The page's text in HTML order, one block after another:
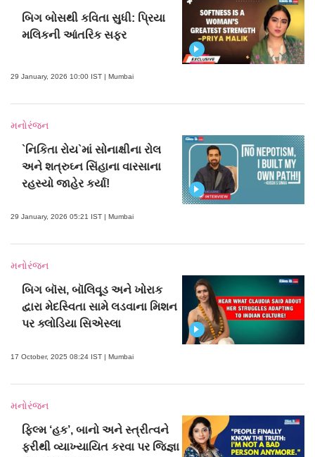
બિગ બોસથી કવિતા સુધી: પ્રિયા
મલિકની આંતરિક સફર
29 January, 2026 10:00 IST | Mumbai
મનોરંજન
`નિકિતા રોય`માં સોનાક્ષીના રોલ
અને શત્રુઘ્ન સિંહાના વારસાના
રહસ્યો જાહેર કર્યા!
29 January, 2026 05:21 IST | Mumbai
મનોરંજન
બિગ બૉસ, બૉલિવૂડ અને ખોરાક
દ્વારા મેદસ્વિતા સામે લડવાના મિશન
પર ક્લોડિયા સિએસ્લા
17 October, 2025 08:24 IST | Mumbai
મનોરંજન
ફિલ્મ ‘હક’, બાનો અને સ્ત્રીત્વને
ફરીથી વ્યાખ્યાયિત કરવા પર જિજ્ઞા